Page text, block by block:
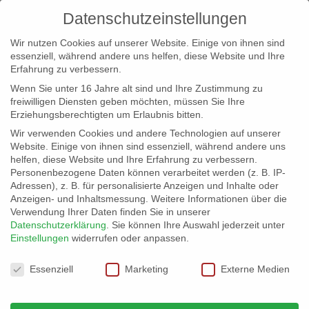
info@erfolgreich-events.de
+4940 46 777 230
Datenschutzeinstellungen
Wir nutzen Cookies auf unserer Website. Einige von ihnen sind
essenziell, während andere uns helfen, diese Website und Ihre
Erfahrung zu verbessern.
Wenn Sie unter 16 Jahre alt sind und Ihre Zustimmung zu
freiwilligen Diensten geben möchten, müssen Sie Ihre
Erziehungsberechtigten um Erlaubnis bitten.
Wir verwenden Cookies und andere Technologien auf unserer
Website. Einige von ihnen sind essenziell, während andere uns
helfen, diese Website und Ihre Erfahrung zu verbessern.
Personenbezogene Daten können verarbeitet werden (z. B. IP-
Adressen), z. B. für personalisierte Anzeigen und Inhalte oder
Anzeigen- und Inhaltsmessung. Weitere Informationen über die
Verwendung Ihrer Daten finden Sie in unserer
Datenschutzerklärung
Sie können Ihre Auswahl jederzeit unter
Einstellungen widerrufen oder anpassen.
Datenschutzeinstellungen
Essenziell Marketing Externe Medien